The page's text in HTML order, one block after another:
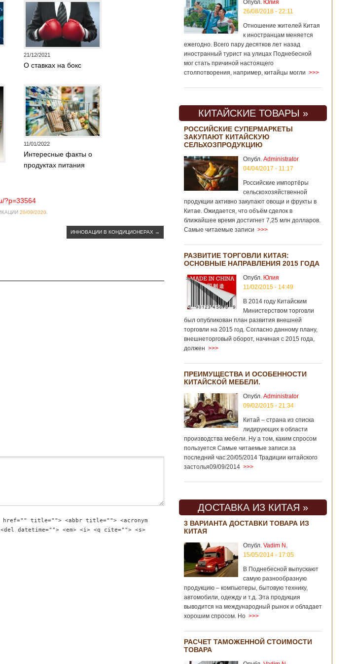
21/12/2021
О ставках на бокс
11/01/2022
Интересные факты о
продуктах питания
?p=33564
20/09/2020
ИННОВАЦИИ В КОНДИЦИОНЕРАХ →
href="" title=""> <abbr title=""> <acronym
datetime=""> <em> <i> <q cite=""> <s>
Опубл. Юлия
26/08/2018 - 22:11
Отношение жителей Китая
к иностранцам меняется
ежегодно. Всего пару десятков лет назад
иностранный турист на улицах Поднебесной
мог стать причиной настоящего
столпотворения, например, китайцы могли >>>
КИТАЙСКИЕ ТОВАРЫ »
РОССИЙСКИЕ СУПЕРМАРКЕТЫ
ЗАКУПАЮТ КИТАЙСКУЮ
СЕЛЬХОЗПРОДУКЦИЮ
Опубл. Administrator
04/04/2017 - 11:17
Российские импортёры
сельскохозяйственной
продукции активно закупают овощи и фрукты в
Китае. Ожидается, что объём сделок в
ближайшее время достигнет 7,25 млн долларов.
Самые читаемые записи >>>
РАЗВИТИЕ ТОРГОВЛИ КИТАЯ:
ОСНОВНЫЕ НАПРАВЛЕНИЯ 2015 ГОДА
Опубл. Юлия
11/02/2015 - 14:49
В 2014 году Китайским
Министерством торговли
был опубликован план развития внешней
торговли на 2015 год. Согласно данному плану,
внешнеторговый оборот, начиная с 2015 года,
должен >>>
ПРЕИМУЩЕСТВА И ОСОБЕННОСТИ
КИТАЙСКОЙ МЕБЕЛИ.
Опубл. Administrator
09/02/2015 - 21:34
Китай – страна из списка
лидирующих в области
производства мебели. Ну а том, каким спросом
пользуется Самые читаемые записи за
последний час:20/05/2014 Традиции китайского
застолья09/09/2014 >>>
ДОСТАВКА ИЗ КИТАЯ »
3 ВАРИАНТА ДОСТАВКИ ТОВАРА ИЗ
КИТАЯ
Опубл. Vadim N.
15/05/2014 - 17:05
В Поднебесной выпускают
самую разнообразную
продукцию – компьютеры, бытовую технику,
автомобили, одежду и т.д. Эта продукция
выводится на международный рынок и обладает
хорошим спросом. Но >>>
РАСЧЕТ ТАМОЖЕННОЙ СТОИМОСТИ
ТОВАРА